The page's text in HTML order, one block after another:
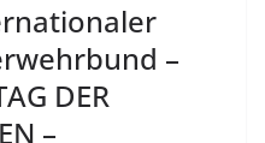
–
DER
–